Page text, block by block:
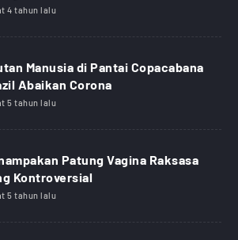
4 tahun lalu
Manusia di Pantai Copacabana
Abaikan Corona
5 tahun lalu
Patung Vagina Raksasa
Kontroversial
5 tahun lalu